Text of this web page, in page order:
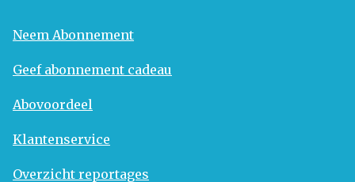
Neem Abonnement
Geef abonnement cadeau
Abovoordeel
Klantenservice
Overzicht reportages